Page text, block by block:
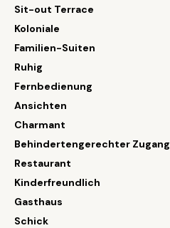
Sit-out Terrace
Koloniale
Familien-Suiten
Ruhig
Fernbedienung
Ansichten
Charmant
Behindertengerechter Zugang
Restaurant
Kinderfreundlich
Gasthaus
Schick